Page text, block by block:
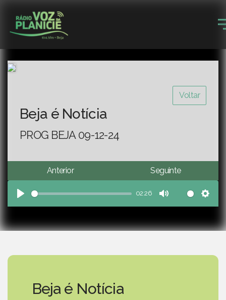
Voltar
Beja é Notícia
PROG BEJA 09-12-24
Anterior Seguinte
Play
02:26
Mute
Beja é Notícia